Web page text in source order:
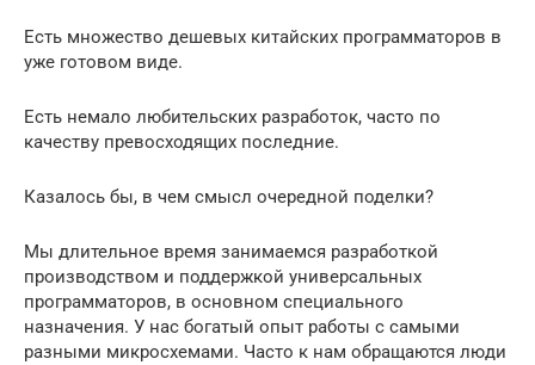
Есть множество дешевых китайских программаторов в
уже готовом виде.
Есть немало любительских разработок, часто по
качеству превосходящих последние.
Казалось бы, в чем смысл очередной поделки?
Мы длительное время занимаемся разработкой
производством и поддержкой универсальных
программаторов, в основном специального
назначения. У нас богатый опыт работы с самыми
разными микросхемами. Часто к нам обращаются люди